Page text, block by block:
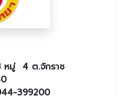
หมู่ 4 ต.จักราช
399200